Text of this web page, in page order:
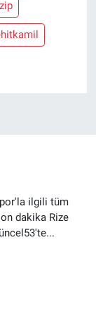
ilgili tüm
dakika Rize